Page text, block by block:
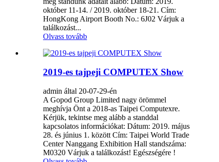
október 11-14. / 2019. október 18-21. Cím:
HongKong Airport Booth No.: 6J02 Várjuk a
találkozást...
Olvass tovább
2019-es tajpeji COMPUTEX Show
admin által 20-07-29-én
A Gopod Group Limited nagy örömmel
meghívja Önt a 2018-as Taipei Computexre.
Kérjük, tekintse meg alább a standdal
kapcsolatos információkat: Dátum: 2019. május
28. és június 1. között Cím: Taipei World Trade
Center Nanggang Exhibition Hall standszáma:
M0320 Várjuk a találkozást! Egészségére !